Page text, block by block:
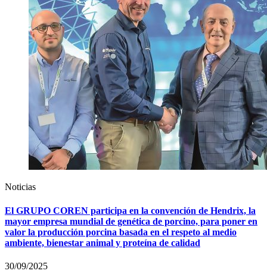
Noticias
El GRUPO COREN participa en la convención de Hendrix, la
mayor empresa mundial de genética de porcino, para poner en
valor la producción porcina basada en el respeto al medio
ambiente, bienestar animal y proteína de calidad
30/09/2025